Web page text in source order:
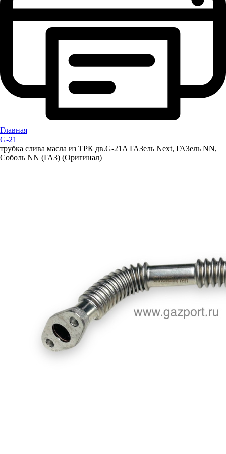
Главная
G-21
трубка слива масла из ТРК дв.G-21A ГАЗель Next, ГАЗель NN,
Соболь NN (ГАЗ) (Оригинал)